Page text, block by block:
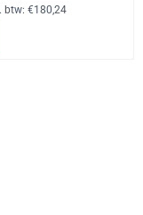
btw: €180,24